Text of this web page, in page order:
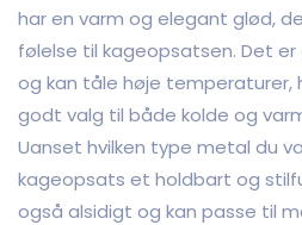
har en varm og elegant glød,
følelse til kageopsatsen. Det
og kan tåle høje temperaturer,
godt valg til både kolde og
Uanset hvilken type metal du
kageopsats et holdbart og
også alsidigt og kan passe til